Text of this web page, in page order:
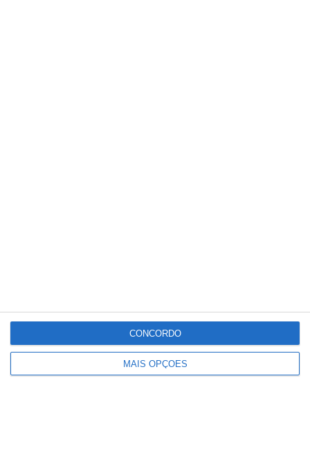
MAIS OPÇÕES
CONCORDO
Paulo Dionísio deixa comando dos
Bombeiros de Salvaterra de Magos